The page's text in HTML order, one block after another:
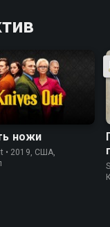
ножи
• 2019, США,